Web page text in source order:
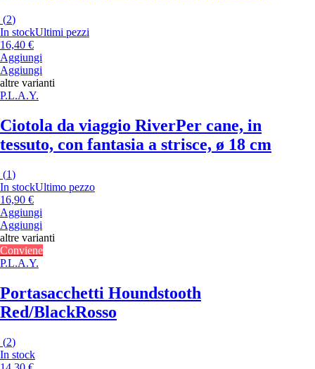
(2)
In stockUltimi pezzi
16,40 €
Aggiungi
Aggiungi
altre varianti
P.L.A.Y.
Ciotola da viaggio RiverPer cane, in
tessuto, con fantasia a strisce, ø 18 cm
(1)
In stockUltimo pezzo
16,90 €
Aggiungi
Aggiungi
altre varianti
Conviene
P.L.A.Y.
Portasacchetti Houndstooth
Red/BlackRosso
(2)
In stock